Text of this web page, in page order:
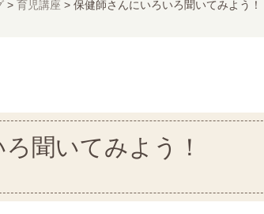
> 育児講座 > 保健師さんにいろいろ聞いてみよう！
聞いてみよう！